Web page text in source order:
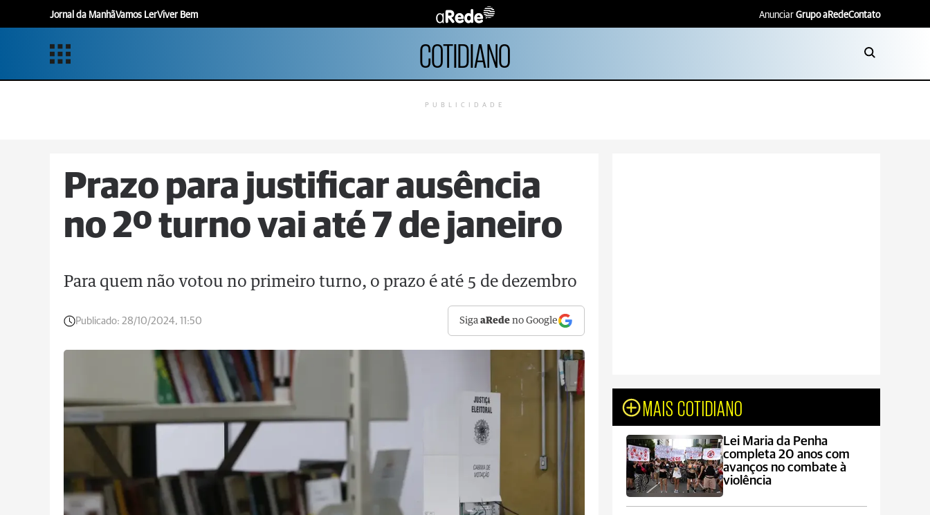
Jornal da ManhãVamos LerViver Bem Anunciar Grupo aRedeContato
COTIDIANO
PUBLICIDADE
Prazo para justificar ausência
no 2º turno vai até 7 de janeiro
Para quem não votou no primeiro turno, o prazo é até 5 de dezembro
Publicado: 28/10/2024, 11:50 SigaaRede no Google
MAIS COTIDIANO
Lei Maria da Penha
completa 20 anos com
avanços no combate à
violência